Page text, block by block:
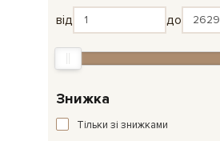
від до
Знижка
Тільки зі знижками